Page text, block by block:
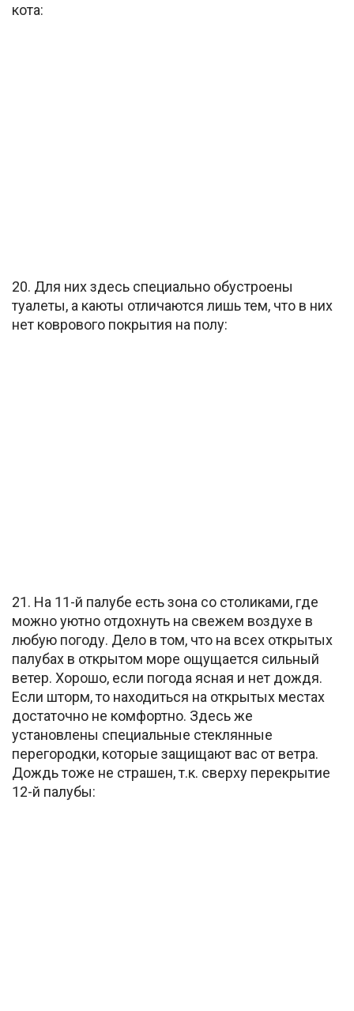
кота:
20. Для них здесь специально обустроены
туалеты, а каюты отличаются лишь тем, что в них
нет коврового покрытия на полу:
21. На 11-й палубе есть зона со столиками, где
можно уютно отдохнуть на свежем воздухе в
любую погоду. Дело в том, что на всех открытых
палубах в открытом море ощущается сильный
ветер. Хорошо, если погода ясная и нет дождя.
Если шторм, то находиться на открытых местах
достаточно не комфортно. Здесь же
установлены специальные стеклянные
перегородки, которые защищают вас от ветра.
Дождь тоже не страшен, т.к. сверху перекрытие
12-й палубы: